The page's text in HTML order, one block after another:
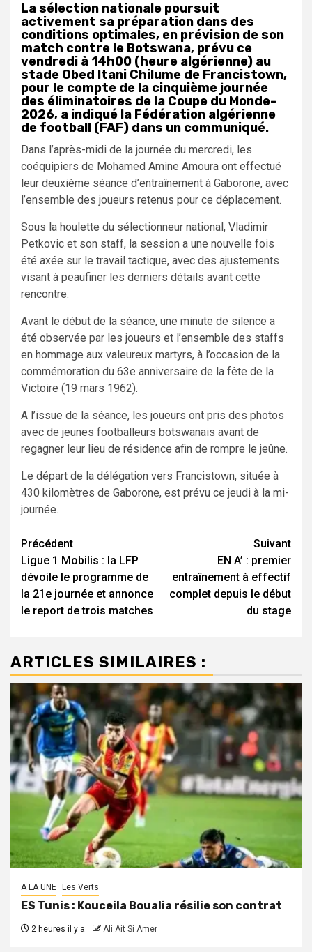
La sélection nationale poursuit
activement sa préparation dans des
conditions optimales, en prévision de son
match contre le Botswana, prévu ce
vendredi à 14h00 (heure algérienne) au
stade Obed Itani Chilume de Francistown,
pour le compte de la cinquième journée
des éliminatoires de la Coupe du Monde-
2026, a indiqué la Fédération algérienne
de football (FAF) dans un communiqué.
Dans l’après-midi de la journée du mercredi, les
coéquipiers de Mohamed Amine Amoura ont effectué
leur deuxième séance d’entraînement à Gaborone, avec
l’ensemble des joueurs retenus pour ce déplacement.
Sous la houlette du sélectionneur national, Vladimir
Petkovic et son staff, la session a une nouvelle fois
été axée sur le travail tactique, avec des ajustements
visant à peaufiner les derniers détails avant cette
rencontre.
Avant le début de la séance, une minute de silence a
été observée par les joueurs et l’ensemble des staffs
en hommage aux valeureux martyrs, à l’occasion de la
commémoration du 63e anniversaire de la fête de la
Victoire (19 mars 1962).
A l’issue de la séance, les joueurs ont pris des photos
avec de jeunes footballeurs botswanais avant de
regagner leur lieu de résidence afin de rompre le jeûne.
Le départ de la délégation vers Francistown, située à
430 kilomètres de Gaborone, est prévu ce jeudi à la mi-
journée.
Navigation
d’article
Précédent
Ligue 1 Mobilis : la LFP
dévoile le programme de
la 21e journée et annonce
le report de trois matches
Suivant
EN A’ : premier
entraînement à effectif
complet depuis le début
du stage
ARTICLES SIMILAIRES :
A LA UNE Les Verts
ES Tunis : Kouceila Boualia résilie son contrat
2 heures il y a Ali Ait Si Amer